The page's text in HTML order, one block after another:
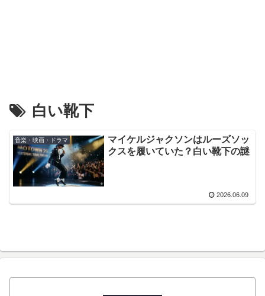
白い靴下
音楽・映画・ドラマ
マイケルジャクソンはルーズソッ
クスを履いていた？白い靴下の謎
2026.06.09